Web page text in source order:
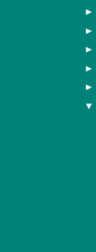
►
►
►
►
►
▼